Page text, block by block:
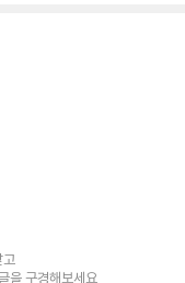
을 구경해보세요